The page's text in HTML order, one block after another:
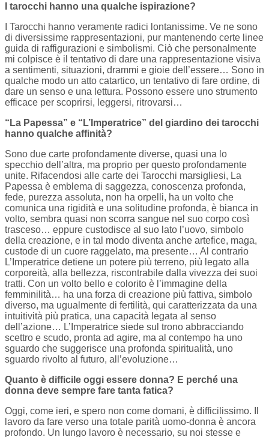
I tarocchi hanno una qualche ispirazione?
I Tarocchi hanno veramente radici lontanissime. Ve ne sono
di diversissime rappresentazioni, pur mantenendo certe linee
guida di raffigurazioni e simbolismi. Ciò che personalmente
mi colpisce è il tentativo di dare una rappresentazione visiva
a sentimenti, situazioni, drammi e gioie dell’essere… Sono in
qualche modo un atto catartico, un tentativo di fare ordine, di
dare un senso e una lettura. Possono essere uno strumento
efficace per scoprirsi, leggersi, ritrovarsi…
“La Papessa” e “L’Imperatrice” del giardino dei tarocchi
hanno qualche affinità?
Sono due carte profondamente diverse, quasi una lo
specchio dell’altra, ma proprio per questo profondamente
unite. Rifacendosi alle carte dei Tarocchi marsigliesi, La
Papessa è emblema di saggezza, conoscenza profonda,
fede, purezza assoluta, non ha orpelli, ha un volto che
comunica una rigidità e una solitudine profonda, è bianca in
volto, sembra quasi non scorra sangue nel suo corpo così
trasceso… eppure custodisce al suo lato l’uovo, simbolo
della creazione, e in tal modo diventa anche artefice, maga,
custode di un cuore raggelato, ma presente… Al contrario
L’Imperatrice detiene un potere più terreno, più legato alla
corporeità, alla bellezza, riscontrabile dalla vivezza dei suoi
tratti. Con un volto bello e colorito è l’immagine della
femminilità… ha una forza di creazione più fattiva, simbolo
diverso, ma ugualmente di fertilità, qui caratterizzata da una
intuitività più pratica, una capacità legata al senso
dell’azione… L’Imperatrice siede sul trono abbracciando
scettro e scudo, pronta ad agire, ma al contempo ha uno
sguardo che suggerisce una profonda spiritualità, uno
sguardo rivolto al futuro, all’evoluzione…
Quanto è difficile oggi essere donna? E perché una
donna deve sempre fare tanta fatica?
Oggi, come ieri, e spero non come domani, è difficilissimo. Il
lavoro da fare verso una totale parità uomo-donna è ancora
profondo. Un lungo lavoro è necessario, su noi stesse e